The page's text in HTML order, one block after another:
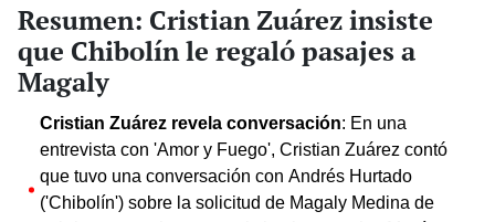
Resumen: Cristian Zuárez insiste
que Chibolín le regaló pasajes a
Magaly
Cristian Zuárez revela conversación: En una
entrevista con 'Amor y Fuego', Cristian Zuárez contó
que tuvo una conversación con Andrés Hurtado
('Chibolín') sobre la solicitud de Magaly Medina de